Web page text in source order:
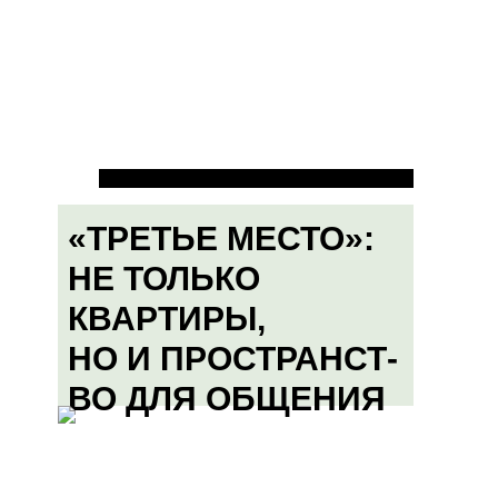
«ТРЕТЬЕ МЕСТО»:
НЕ ТОЛЬКО
КВАРТИРЫ,
НО И ПРОСТРАНСТ-
ВО ДЛЯ ОБЩЕНИЯ